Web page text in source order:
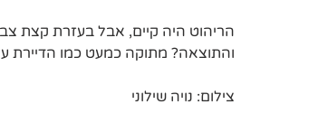
הריהוט היה קיים, אבל בעזרת קצת
והתוצאה? מתוקה כמעט כמו הדיירת
צילום: נויה שילוני